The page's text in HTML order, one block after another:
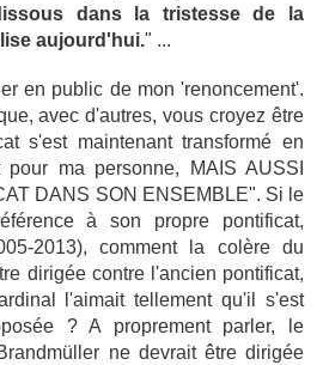
dans la tristesse de la
aujourd'hui." ...
en public de mon 'renoncement'.
avec d'autres, vous croyez être
s'est maintenant transformé en
ma personne, MAIS AUSSI
DANS SON ENSEMBLE". Si le
à son propre pontificat,
2013), comment la colère du
dirigée contre l'ancien pontificat,
l'aimait tellement qu'il s'est
? A proprement parler, le
ne devrait être dirigée